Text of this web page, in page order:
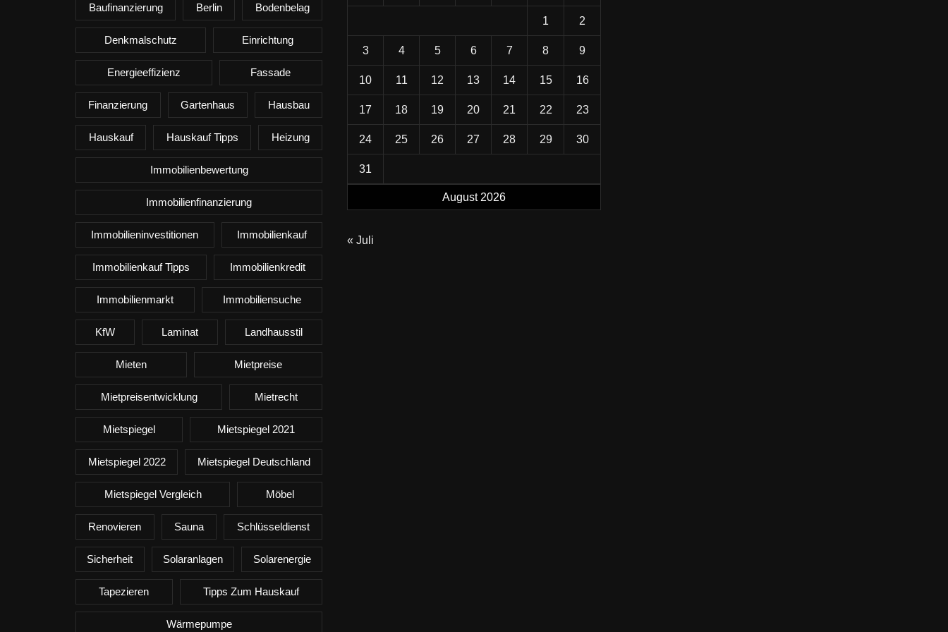
Baufinanzierung Berlin Bodenbelag
Denkmalschutz Einrichtung
Energieeffizienz Fassade
Finanzierung Gartenhaus Hausbau
Hauskauf Hauskauf Tipps Heizung
Immobilienbewertung
Immobilienfinanzierung
Immobilieninvestitionen Immobilienkauf
Immobilienkauf Tipps Immobilienkredit
Immobilienmarkt Immobiliensuche
KfW Laminat Landhausstil
Mieten Mietpreise
Mietpreisentwicklung Mietrecht
Mietspiegel Mietspiegel 2021
Mietspiegel 2022 Mietspiegel Deutschland
Mietspiegel Vergleich Möbel
Renovieren Sauna Schlüsseldienst
Sicherheit Solaranlagen Solarenergie
Tapezieren Tipps Zum Hauskauf
Wärmepumpe
August 2026
1 2
3 4 5 6 7 8 9
10 11 12 13 14 15 16
17 18 19 20 21 22 23
24 25 26 27 28 29 30
31
« Juli